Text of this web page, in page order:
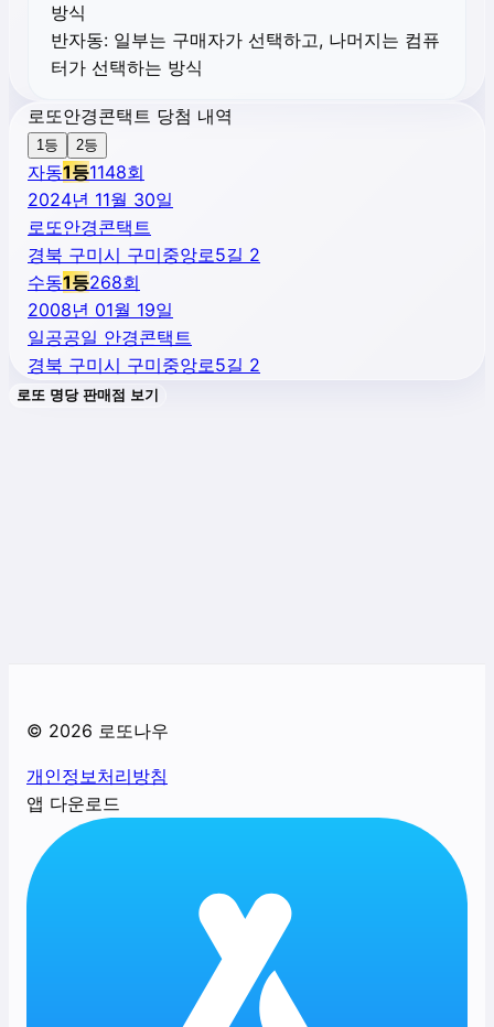
방식
반자동: 일부는 구매자가 선택하고, 나머지는 컴퓨
터가 선택하는 방식
로또안경콘택트 당첨 내역
1등 2등
자동1등1148회
2024년 11월 30일
로또안경콘택트
경북 구미시 구미중앙로5길 2
수동1등268회
2008년 01월 19일
일공공일 안경콘택트
경북 구미시 구미중앙로5길 2
로또 명당 판매점 보기
© 2026 로또나우
개인정보처리방침
앱 다운로드